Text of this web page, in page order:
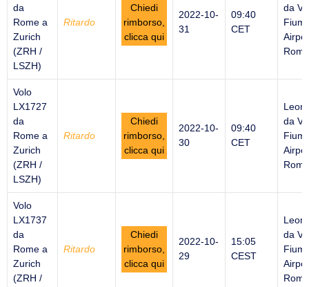
da
Rome a
Zurich
(ZRH /
LSZH)
Ritardo
Chiedi
rimborso,
clicca qui
2022-10-
31
09:40
CET
da
Volo
LX1727
da
Rome a
Zurich
(ZRH /
LSZH)
Ritardo
Chiedi
rimborso,
clicca qui
2022-10-
30
09:40
CET
da
Volo
LX1737
da
Rome a
Zurich
(ZRH /
Ritardo
Chiedi
rimborso,
clicca qui
2022-10-
29
15:05
CEST
da